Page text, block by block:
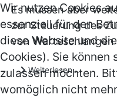
Es müssen aber
zur Steuerung des
von
Weiterlesen …
Wir nutzen Cookies
essenziell für den
diese Website und
Cookies). Sie
zulassen möchten.
womöglich nicht